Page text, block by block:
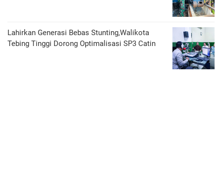
Lahirkan Generasi Bebas Stunting,Walikota
Tebing Tinggi Dorong Optimalisasi SP3 Catin